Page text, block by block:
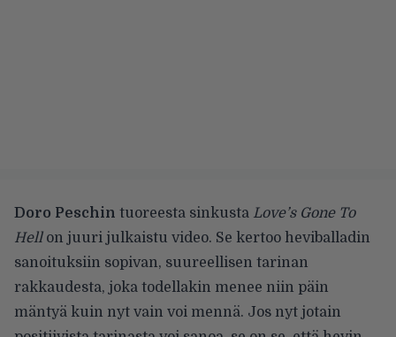
Doro Peschin tuoreesta sinkusta Love’s Gone To
Hellon juuri julkaistu video. Se kertoo heviballadin
sanoituksiin sopivan, suureellisen tarinan
rakkaudesta, joka todellakin menee niin päin
mäntyä kuin nyt vain voi mennä. Jos nyt jotain